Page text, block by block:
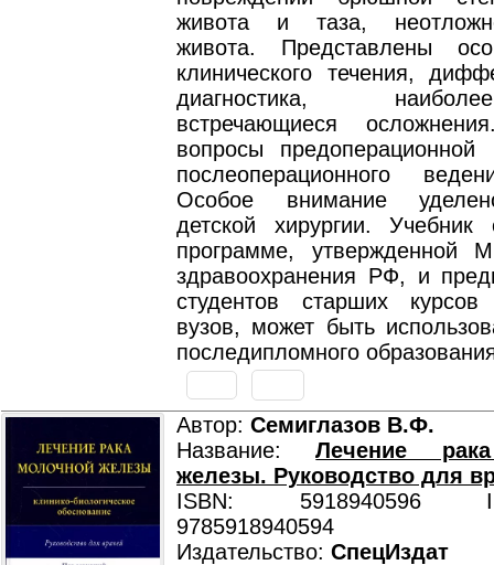
живота и таза,
живота. Представлены
клинического течения,
диагностика,
встречающиеся
вопросы предоперационной
послеоперационного
Особое внимание
детской хирургии. Учебник
программе, утвержденной
здравоохранения РФ, и
студентов старших курсов
вузов, может быть
последипломного
Автор: Семиглазов В.Ф.
Название:Лечение
железы. Руководство для
ISBN: 5918940596
9785918940594
Издательство: СпецИздат